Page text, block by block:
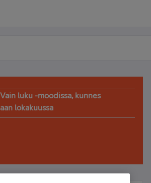
luku -moodissa, kunnes
lokakuussa